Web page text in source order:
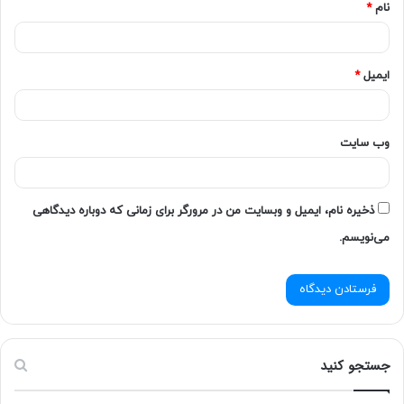
نام*
ایمیل*
وب‌ سایت
ذخیره نام، ایمیل و وبسایت من در مرورگر برای زمانی که دوباره دیدگاهی
می‌نویسم.
جستجو کنید